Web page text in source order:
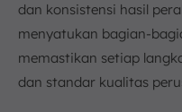
dan konsistensi hasil
menyatukan bagian-
memastikan setiap
dan standar kualitas